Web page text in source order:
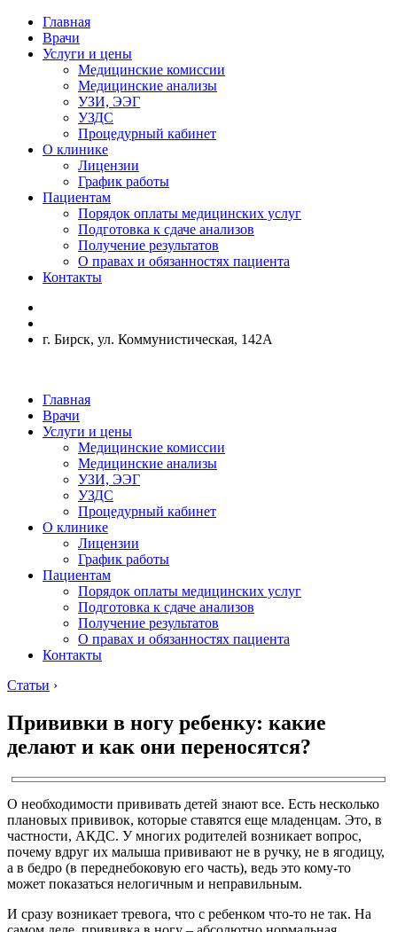
Главная
Врачи
Услуги и цены
Медицинские комиссии
Медицинские анализы
УЗИ, ЭЭГ
УЗДС
Процедурный кабинет
О клинике
Лицензии
График работы
Пациентам
Порядок оплаты медицинских услуг
Подготовка к сдаче анализов
Получение результатов
О правах и обязанностях пациента
Контакты
г. Бирск, ул. Коммунистическая, 142А
Главная
Врачи
Услуги и цены
Медицинские комиссии
Медицинские анализы
УЗИ, ЭЭГ
УЗДС
Процедурный кабинет
О клинике
Лицензии
График работы
Пациентам
Порядок оплаты медицинских услуг
Подготовка к сдаче анализов
Получение результатов
О правах и обязанностях пациента
Контакты
Статьи ›
Прививки в ногу ребенку: какие
делают и как они переносятся?
О необходимости прививать детей знают все. Есть несколько
плановых прививок, которые ставятся еще младенцам. Это, в
частности, АКДС. У многих родителей возникает вопрос,
почему вдруг их малыша прививают не в ручку, не в ягодицу,
а в бедро (в переднебоковую его часть), ведь это кому-то
может показаться нелогичным и неправильным.
И сразу возникает тревога, что с ребенком что-то не так. На